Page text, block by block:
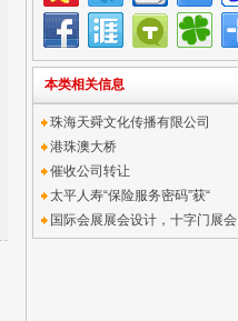
本类相关信息
珠海天舜文化传播有限公司
港珠澳大桥
催收公司转让
太平人寿“保险服务密码”获“
国际会展展会设计，十字门展会